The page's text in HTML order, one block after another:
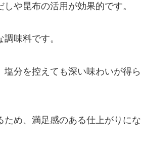
や昆布の活用が効果的です。
味料です。
分を控えても深い味わいが得ら
め、満足感のある仕上がりにな